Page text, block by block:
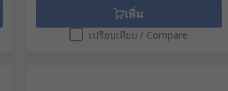
เพิ่ม
เปรียบเทียบ / Compare